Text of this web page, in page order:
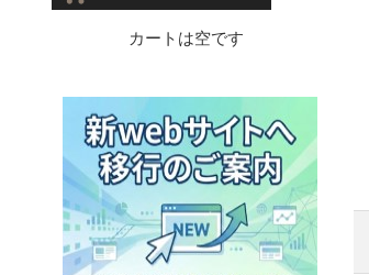
カートは空です